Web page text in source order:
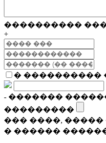
����������
+
� ����������
- �������
���������
��� ����,
� ������